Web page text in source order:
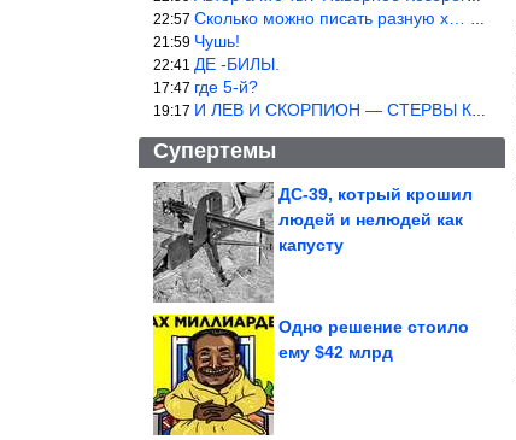
22:57 Сколько можно писать разную х… йню? Автор что то обкурился?
21:59 Чушь!
22:41 ДЕ -БИЛЫ.
17:47 где 5-й?
19:17 И ЛЕВ И СКОРПИОН — СТЕРВЫ КАКИХ ЕЩЕ ПОИСКАТЬ НАДО
Супертемы
Душевные советские
ДС-39, котрый крошил
людей и нелюдей как
капусту
Одно решение стоило
ему $42 млрд